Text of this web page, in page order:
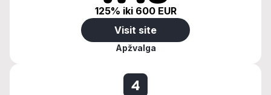
125% iki 600 EUR
Visit site
Apžvalga
4